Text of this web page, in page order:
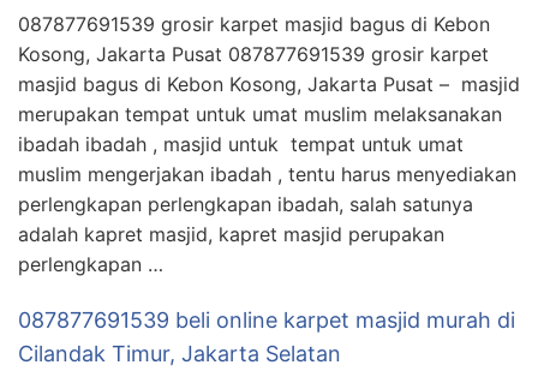
087877691539 grosir karpet masjid bagus di Kebon
Kosong, Jakarta Pusat 087877691539 grosir karpet
masjid bagus di Kebon Kosong, Jakarta Pusat – masjid
merupakan tempat untuk umat muslim melaksanakan
ibadah ibadah , masjid untuk tempat untuk umat
muslim mengerjakan ibadah , tentu harus menyediakan
perlengkapan perlengkapan ibadah, salah satunya
adalah kapret masjid, kapret masjid perupakan
perlengkapan …
087877691539 beli online karpet masjid murah di
Cilandak Timur, Jakarta Selatan